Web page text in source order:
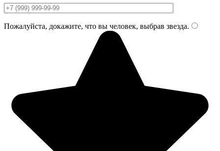
Пожалуйста, докажите, что вы человек, выбрав звезда.